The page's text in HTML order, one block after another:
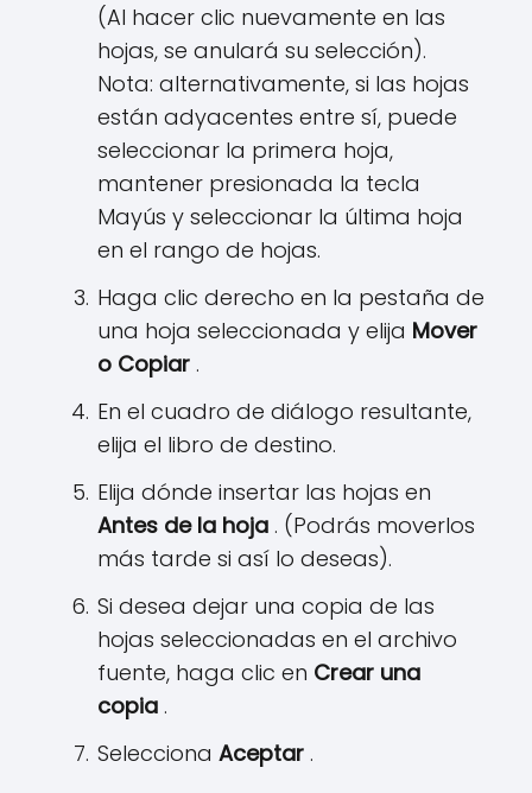
(Al hacer clic nuevamente en las
hojas, se anulará su selección).
Nota: alternativamente, si las hojas
están adyacentes entre sí, puede
seleccionar la primera hoja,
mantener presionada la tecla
Mayús y seleccionar la última hoja
en el rango de hojas.
Haga clic derecho en la pestaña de
una hoja seleccionada y elija Mover
o Copiar .
En el cuadro de diálogo resultante,
elija el libro de destino.
Elija dónde insertar las hojas en
Antes de la hoja . (Podrás moverlos
más tarde si así lo deseas).
Si desea dejar una copia de las
hojas seleccionadas en el archivo
fuente, haga clic en Crear una
copia .
Selecciona Aceptar .